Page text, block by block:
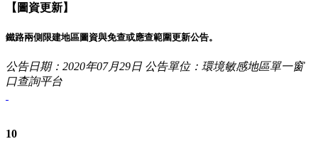
【圖資更新】
鐵路兩側限建地區圖資與免查或應查範圍更新公告。
公告日期：2020年07月29日 公告單位：環境敏感地區單一窗
口查詢平台
10